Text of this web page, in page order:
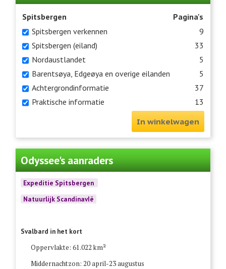
Spitsbergen
Pagina's
Spitsbergen verkennen
9
Spitsbergen (eiland)
33
Nordaustlandet
5
Barentsøya, Edgeøya en overige eilanden
5
Achtergrondinformatie
37
Praktische informatie
13
In winkelwagen
Odyssee's aanraders
Expeditie Spitsbergen
Natuurlijk ScandinavIë
Svalbard in het kort
Oppervlakte: 61.022 km²
Middernachtzon: 20 april-23 augustus